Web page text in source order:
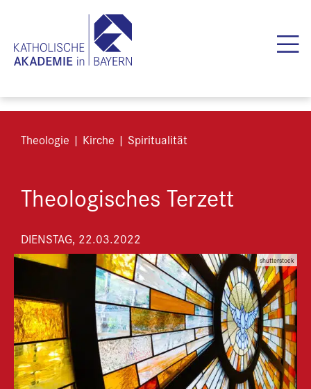
Theologie | Kirche | Spiritualität
Theologisches Terzett
DIENSTAG, 22.03.2022
shutterstock